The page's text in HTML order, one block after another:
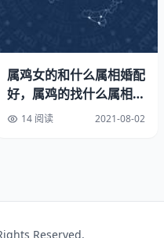
并力图用幻想来逃避生活
型的而脆弱的性格。在人
不经心、自由放任和模糊
自己的缄默和缺乏奔放的
精神受到强烈的，你希望
需要有一个强有力的人的
想，你最好选择需要幻想
属鸡女的和什么属相婚配
好，属鸡的找什么属相的
好 14 阅读 2021-08-02
Reserved.